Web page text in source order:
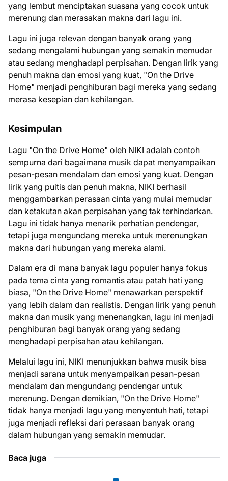
yang lembut menciptakan suasana yang cocok untuk
merenung dan merasakan makna dari lagu ini.
Lagu ini juga relevan dengan banyak orang yang
sedang mengalami hubungan yang semakin memudar
atau sedang menghadapi perpisahan. Dengan lirik yang
penuh makna dan emosi yang kuat, "On the Drive
Home" menjadi penghiburan bagi mereka yang sedang
merasa kesepian dan kehilangan.
Kesimpulan
Lagu "On the Drive Home" oleh NIKI adalah contoh
sempurna dari bagaimana musik dapat menyampaikan
pesan-pesan mendalam dan emosi yang kuat. Dengan
lirik yang puitis dan penuh makna, NIKI berhasil
menggambarkan perasaan cinta yang mulai memudar
dan ketakutan akan perpisahan yang tak terhindarkan.
Lagu ini tidak hanya menarik perhatian pendengar,
tetapi juga mengundang mereka untuk merenungkan
makna dari hubungan yang mereka alami.
Dalam era di mana banyak lagu populer hanya fokus
pada tema cinta yang romantis atau patah hati yang
biasa, "On the Drive Home" menawarkan perspektif
yang lebih dalam dan realistis. Dengan lirik yang penuh
makna dan musik yang menenangkan, lagu ini menjadi
penghiburan bagi banyak orang yang sedang
menghadapi perpisahan atau kehilangan.
Melalui lagu ini, NIKI menunjukkan bahwa musik bisa
menjadi sarana untuk menyampaikan pesan-pesan
mendalam dan mengundang pendengar untuk
merenung. Dengan demikian, "On the Drive Home"
tidak hanya menjadi lagu yang menyentuh hati, tetapi
juga menjadi refleksi dari perasaan banyak orang
dalam hubungan yang semakin memudar.
Baca juga